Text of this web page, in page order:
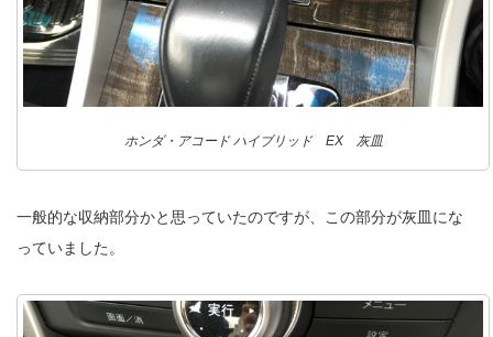
ホンダ・アコード ハイブリッド EX 灰皿
一般的な収納部分かと思っていたのですが、この部分が灰皿にな
っていました。